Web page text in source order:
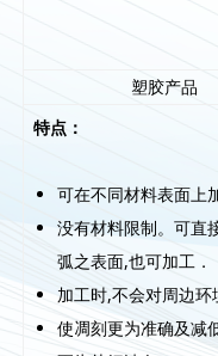
塑胶产品
特点：
可在不同材料表面上
没有材料限制。可直
弧之表面,也可加工．
加工时,不会对周边
使凋刻更为准确及减